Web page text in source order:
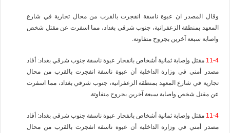
وقال المصدر ان عبوة ناسفة انفجرت بالقرب من محال تجارية في شارع
المعهد بمنطقة الزعفرانية، جنوب شرقي بغداد، مما اسفرت عن مقتل شخص
واصابة سبعة آخرين بجروح متفاوتة.
11-4 مقتل وإصابة ثمانية أشخاص بانفجار عبوة ناسفة جنوب شرقي بغداد: أفاد
مصدر أمني في وزارة الداخلية أن عبوة ناسفة انفجرت بالقرب من محال
تجارية في شارع المعهد بمنطقة الزعفرانية، جنوب شرقي بغداد، مما اسفرت
عن مقتل شخص واصابة سبعة آخرين بجروح متفاوتة.
11-4 مقتل وإصابة ثمانية أشخاص بانفجار عبوة ناسفة جنوب شرقي بغداد: أفاد
مصدر أمني في وزارة الداخلية أن عبوة ناسفة انفجرت بالقرب من محال